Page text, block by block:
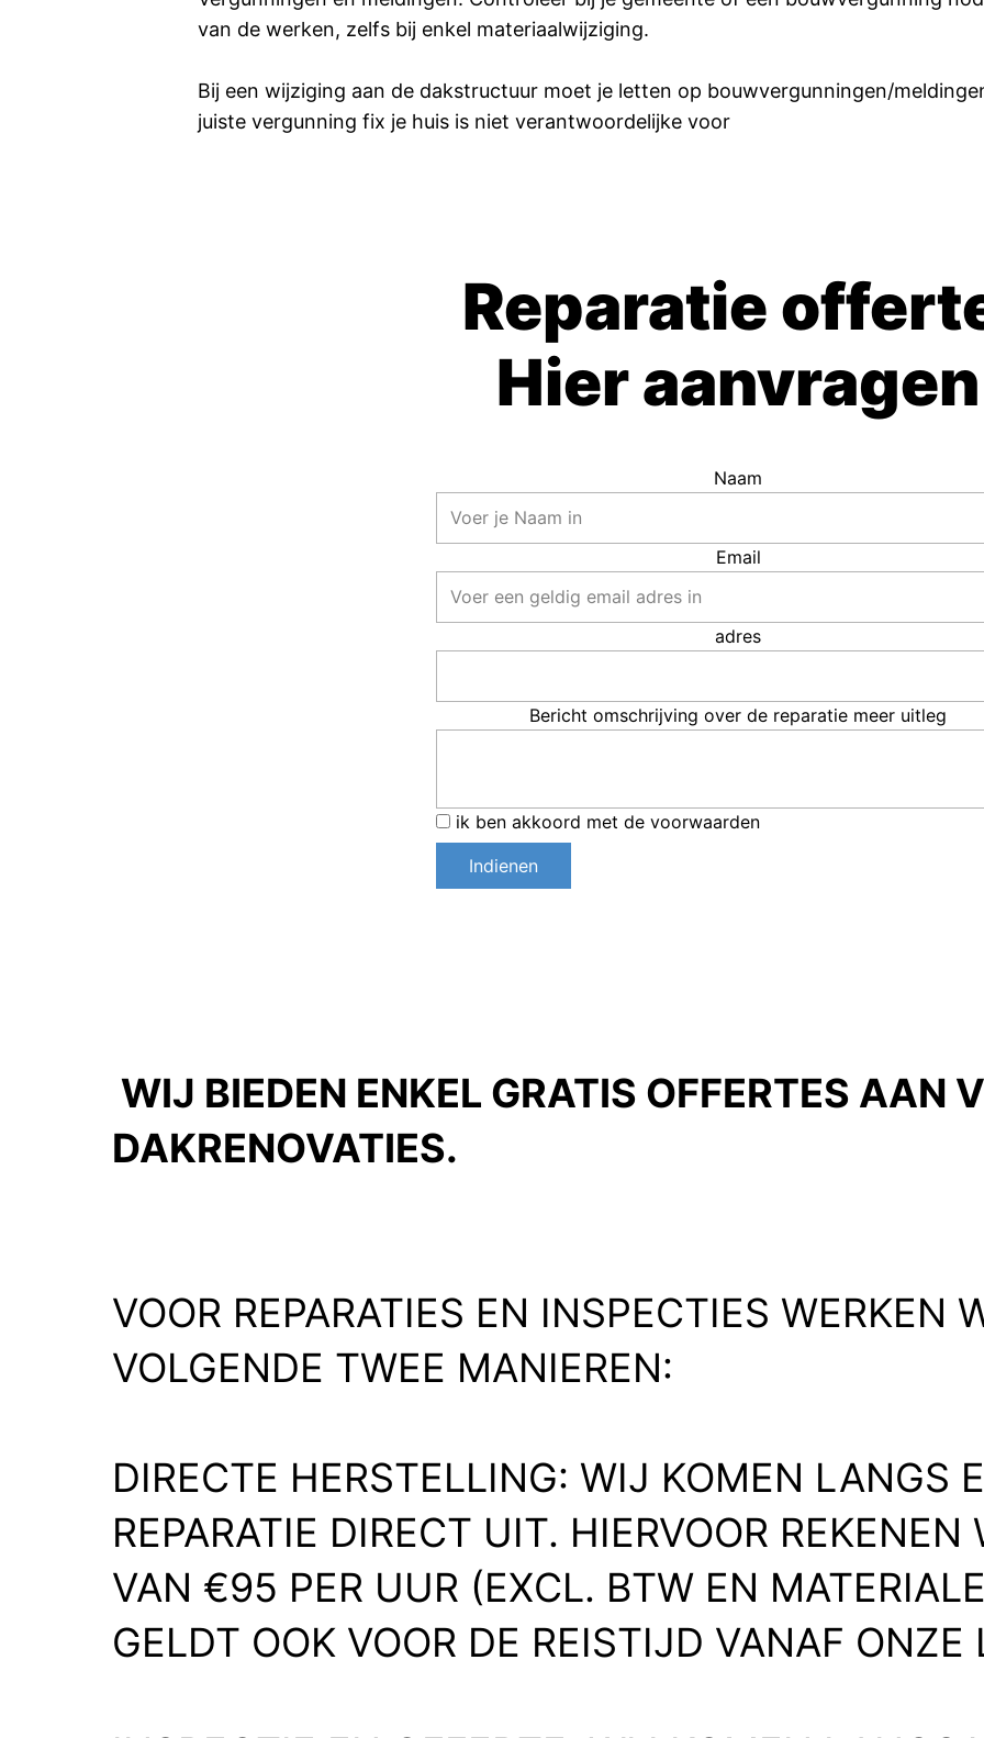
van de werken, zelfs bij enkel materiaalwijziging.
Bij een wijziging aan de dakstructuur moet je letten op bouwvergunningen/
juiste vergunning fix je huis is niet verantwoordelijke voor
Reparatie
Hier aanvragen
Naam
Email
adres
Bericht omschrijving over de reparatie meer uitleg
ik ben akkoord met de voorwaarden
Indienen
WIJ BIEDEN ENKEL GRATIS OFFERTES AAN
DAKRENOVATIES.
VOOR REPARATIES EN INSPECTIES WERKEN
VOLGENDE TWEE MANIEREN:
DIRECTE HERSTELLING: WIJ KOMEN LANGS
REPARATIE DIRECT UIT. HIERVOOR REKENEN
VAN €95 PER UUR (EXCL. BTW EN
GELDT OOK VOOR DE REISTIJD VANAF